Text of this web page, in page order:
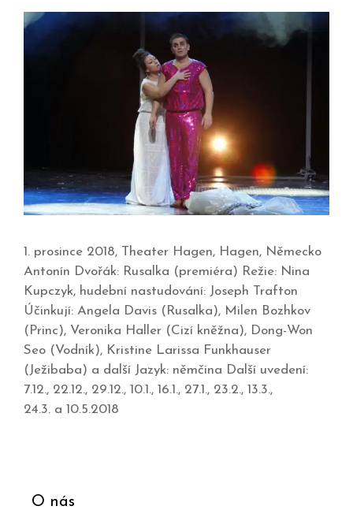
1. prosince 2018, Theater Hagen, Hagen, Německo
Antonín Dvořák: Rusalka (premiéra) Režie: Nina
Kupczyk, hudební nastudování: Joseph Trafton
Účinkují: Angela Davis (Rusalka), Milen Bozhkov
(Princ), Veronika Haller (Cizí kněžna), Dong-Won
Seo (Vodník), Kristine Larissa Funkhauser
(Ježibaba) a další Jazyk: němčina Další uvedení:
7.12., 22.12., 29.12., 10.1., 16.1., 27.1., 23.2., 13.3.,
24.3. a 10.5.2018
O nás